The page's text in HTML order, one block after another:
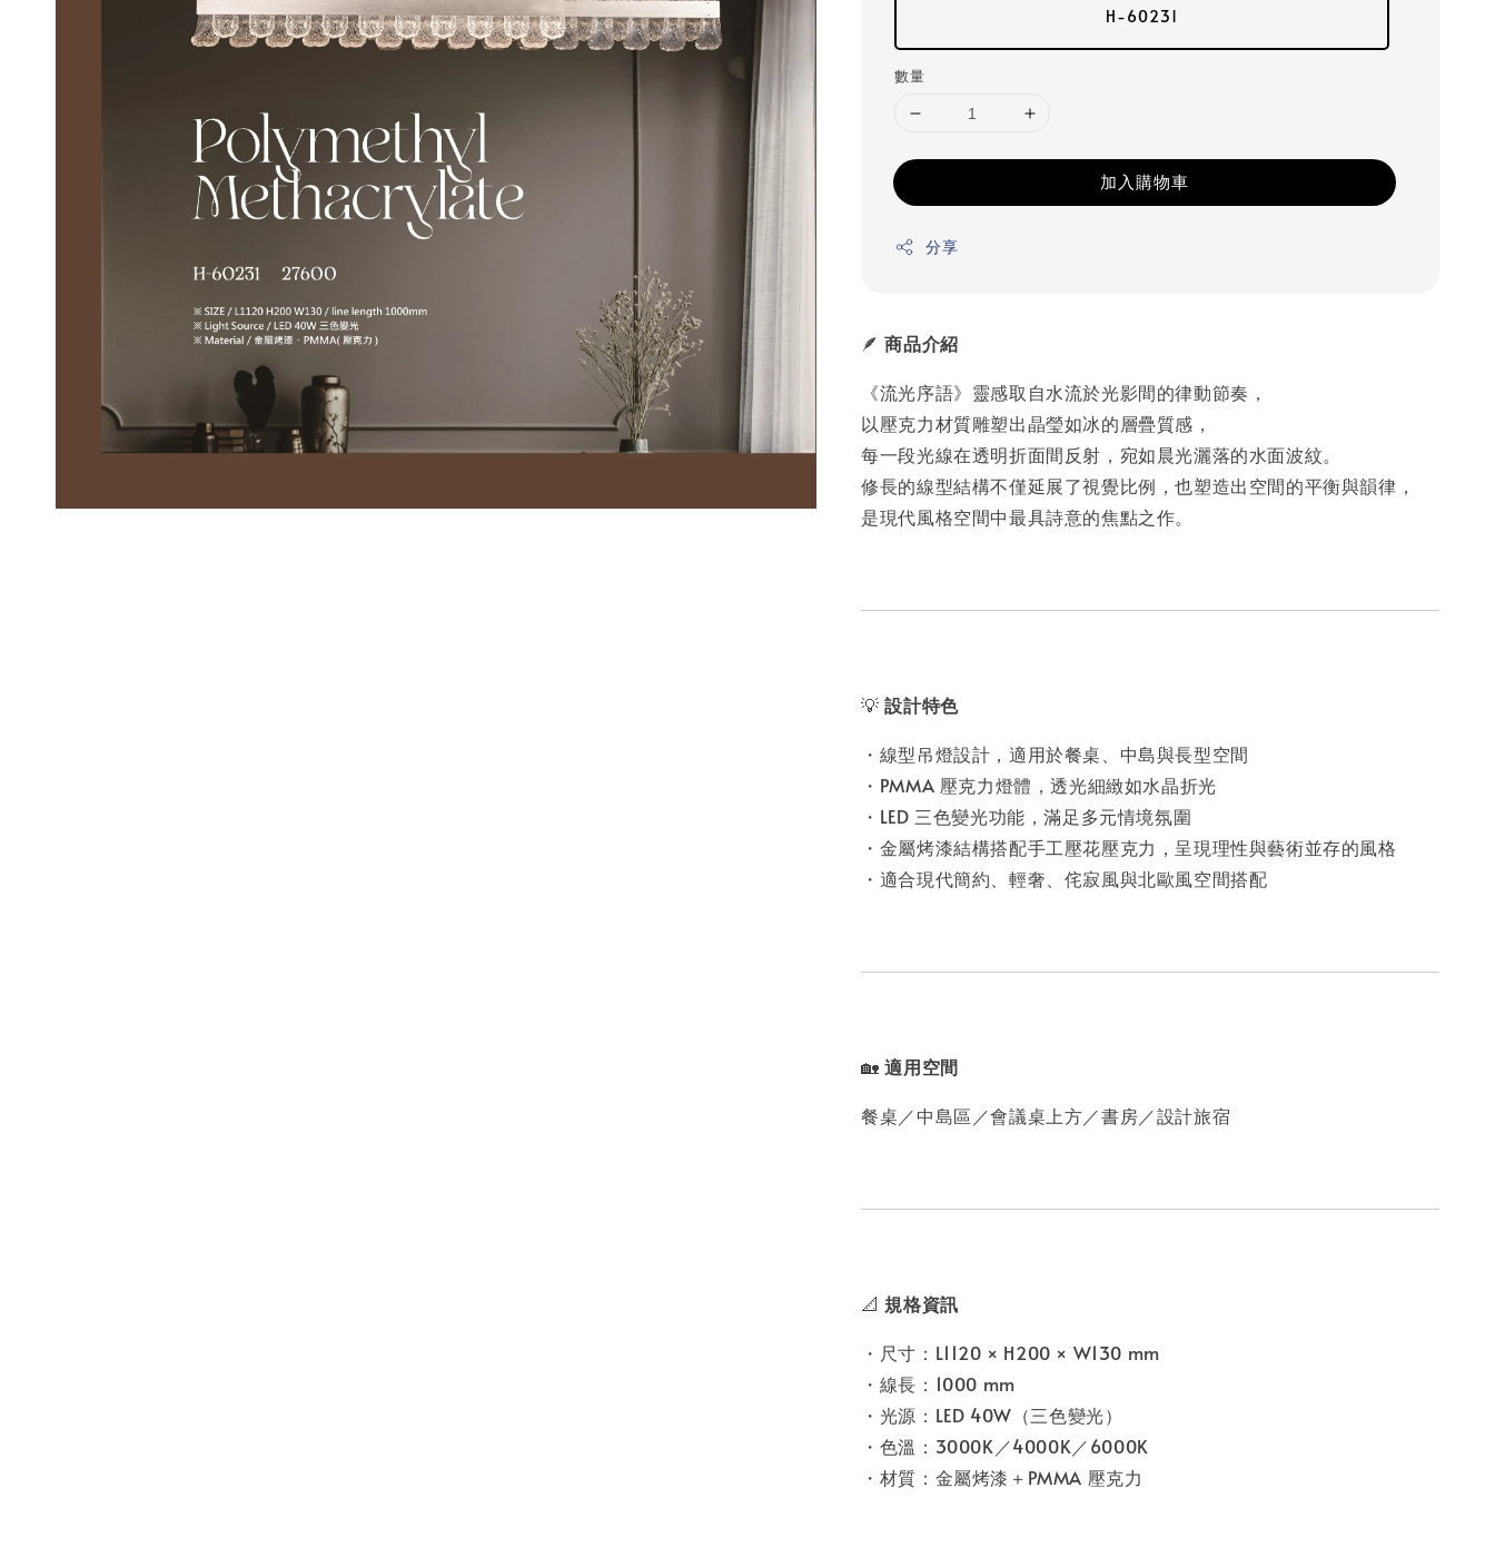
H-60231
數量
加入購物車
分享
🪶商品介紹
《流光序語》靈感取自水流於光影間的律動節奏，
以壓克力材質雕塑出晶瑩如冰的層疊質感，
每一段光線在透明折面間反射，宛如晨光灑落的水面波紋。
修長的線型結構不僅延展了視覺比例，也塑造出空間的平衡與韻律，
是現代風格空間中最具詩意的焦點之作。
💡設計特色
・線型吊燈設計，適用於餐桌、中島與長型空間
・PMMA 壓克力燈體，透光細緻如水晶折光
・LED 三色變光功能，滿足多元情境氛圍
・金屬烤漆結構搭配手工壓花壓克力，呈現理性與藝術並存的風格
・適合現代簡約、輕奢、侘寂風與北歐風空間搭配
🏡適用空間
餐桌／中島區／會議桌上方／書房／設計旅宿
📐 規格資訊
・尺寸：L1120 × H200 × W130 mm
・線長：1000 mm
・光源：LED 40W（三色變光）
・色溫：3000K／4000K／6000K
・材質：金屬烤漆＋PMMA 壓克力